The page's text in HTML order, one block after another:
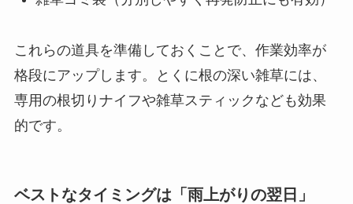
これらの道具を準備しておくことで、作業効率が
格段にアップします。とくに根の深い雑草には、
専用の根切りナイフや雑草スティックなども効果
的です。
ベストなタイミングは「雨上がりの翌日」